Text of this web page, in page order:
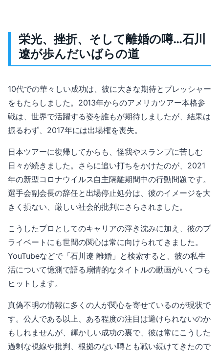
栄光、挫折、そして離婚の噂…石川
遼が歩んだいばらの道
10代での華々しい成功は、彼に大きな期待とプレッシャー
をもたらしました。2013年からのアメリカツアー本格参
戦は、世界で活躍する姿を誰もが期待しましたが、結果は
振るわず、2017年には出場権を喪失。
日本ツアーに復帰してからも、怪我やスランプに苦しむ
日々が続きました。さらに追い打ちをかけたのが、2021
年の新型コロナウイルス自主隔離期間中の行動問題です。
選手会副会長の辞任と出場停止処分は、彼のイメージを大
きく損ない、厳しい社会的批判にさらされました。
こうしたプロとしてのキャリアの浮き沈みに加え、彼のプ
ライベートにも世間の関心は常に向けられてきました。
YouTubeなどで「石川遼 離婚」と検索すると、彼の私生
活について憶測で語る扇情的なタイトルの動画がいくつも
ヒットします。
真偽不明の情報に多くの人が関心を寄せているのが現状で
す。公人である以上、ある程度の注目は避けられないのか
もしれませんが、輝かしい成功の裏で、彼は常にこうした
過剰な視線や批判、根拠のない噂とも戦い続けてきたので